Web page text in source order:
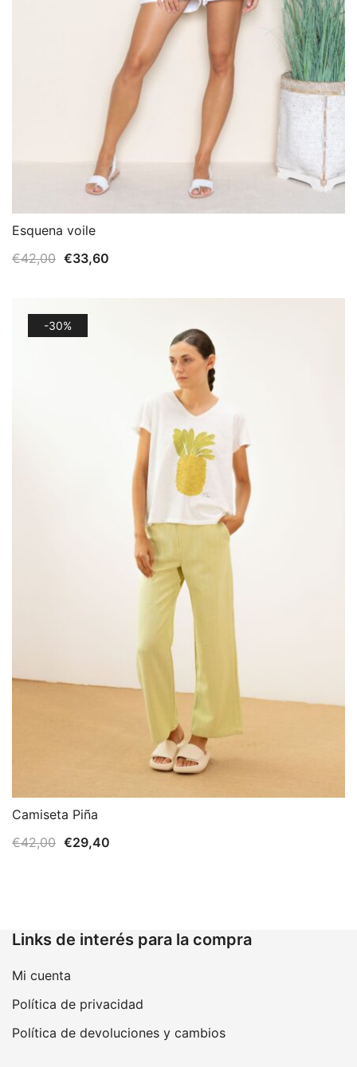
Esquena voile
€42,00 El
era:
€42,00.
€33,60
-30%
Camiseta Piña
€42,00 El
€29,40
Links de interés para la compra
Mi cuenta
Política de privacidad
Política de devoluciones y cambios